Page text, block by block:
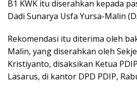
B1 KWK itu diserahkan kepada
Dadi Sunarya Usfa Yursa-Malin
Rekomendasi itu diterima oleh
Malin, yang diserahkan oleh
Kristiyanto, disaksikan Ketua
Lasarus, di kantor DPD PDIP,